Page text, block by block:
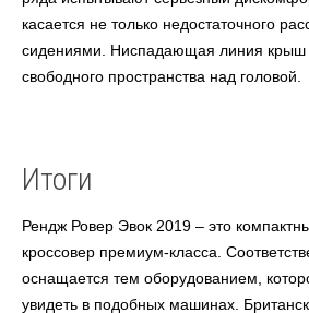
касается не только недостаточного
сидениями. Ниспадающая линия крыш
свободного пространства над головой.
Итоги
Рендж Ровер Эвок 2019 – это
кроссовер премиум-класса.
оснащается тем оборудованием,
увидеть в подобных машинах.